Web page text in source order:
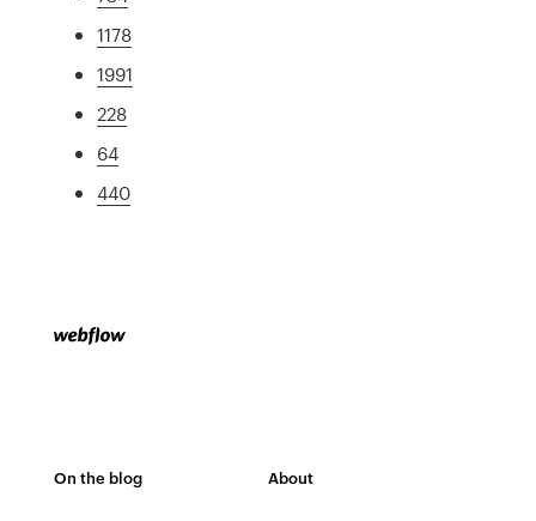
1178
1991
228
64
440
On the blog About